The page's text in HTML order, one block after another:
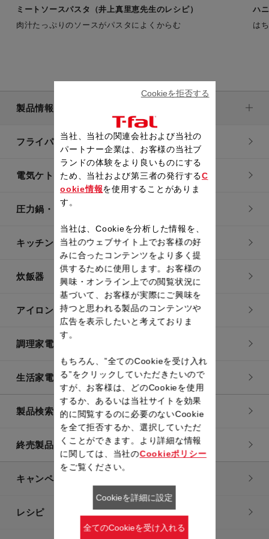
ミートソースパスタ（井上真里恵先生のレシピ）
肉汁たっぷりのソースがパスタによくからむ
ハ
は
製品情報
フライパン・鍋
電気ケトル
圧力鍋・電気圧力鍋
キッチン用品
炊飯器
アイロン・衣類スチーマー
調理家電
生活家電
製品検索一覧
終売製品一覧
キャンペーン・特集
レシピ
当社、当社の関連会社および当社の
パートナー企業は、お客様の当社ブ
ランドの体験をより良いものにする
ため、当社および第三者の発行するC
ookie情報を使用することがありま
す。
当社は、Cookieを分析した情報を、
当社のウェブサイト上でお客様の好
みに合ったコンテンツをより多く提
供するために使用します。お客様の
興味・オンライン上での閲覧状況に
基づいて、お客様が実際にご興味を
持つと思われる製品のコンテンツや
広告を表示したいと考えておりま
す。
もちろん、”全てのCookieを受け入れ
る”をクリックしていただきたいので
すが、お客様は、どのCookieを使用
するか、あるいは当社サイトを効果
的に閲覧するのに必要のないCookie
を全て拒否するか、選択していただ
くことができます。より詳細な情報
に関しては、当社のCookieポリシー
をご覧ください。
Cookieを拒否する
Cookieを詳細に設定
全てのCookieを受け入れる